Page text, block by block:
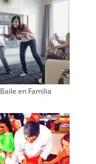
Baile en Familia